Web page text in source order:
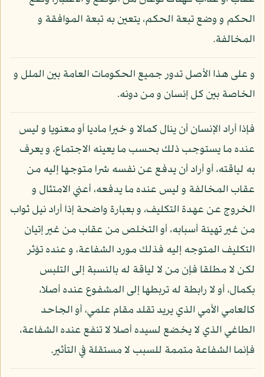
الحكم و وضع تبعة الحكم، يتعين به تبعة الموافقة و
المخالفة.
و على هذا الأصل تدور جميع الحكومات العامة بين الملل و
الخاصة بين كل إنسان و من دونه.
فإذا أراد الإنسان أن ينال كمالا و خيرا ماديا أو معنويا و ليس
عنده ما يستوجب ذلك بحسب ما يعينه الاجتماع، و يعرف
به لياقته، أو أراد أن يدفع عن نفسه شرا متوجها إليه من
عقاب المخالفة و ليس عنده ما يدفعه، أعني الامتثال و
الخروج عن عهدة التكليف، و بعبارة واضحة إذا أراد نيل ثواب
من غير تهيئة أسبابه، أو التخلص من عقاب من غير إتيان
التكليف المتوجه إليه فذلك مورد الشفاعة، و عنده تؤثر
لكن لا مطلقا فإن من لا لياقة له بالنسبة إلى التلبس
بكمال، أو لا رابطة له تربطها إلى المشفوع عنده أصلا،
كالعامي الأمي الذي يريد تقلد مقام علمي، أو الجاحد
الطاغي الذي لا يخضع لسيده أصلا لا تنفع عنده الشفاعة،
فإنما الشفاعة متممة للسبب لا مستقلة في التأثير.